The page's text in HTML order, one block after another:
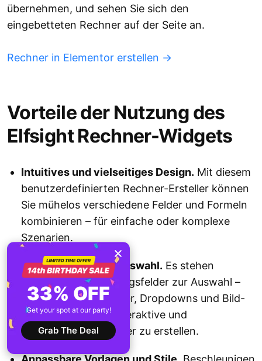
übernehmen, und sehen Sie sich den
eingebetteten Rechner auf der Seite an.
Rechner in Elementor erstellen →
Vorteile der Nutzung des
Elfsight Rechner-Widgets
Intuitives und vielseitiges Design. Mit diesem
benutzerdefinierten Rechner-Ersteller können
Sie mühelos verschiedene Felder und Formeln
kombinieren – für einfache oder komplexe
Szenarien.
Umfangreiche Feldauswahl. Es stehen
zahlreiche Berechnungsfelder zur Auswahl –
darunter Schieberegler, Dropdowns und Bild-
Checkboxen – um interaktive und
ansprechende Rechner zu erstellen.
33% OFF
Get your spot at our party!
Grab The Deal